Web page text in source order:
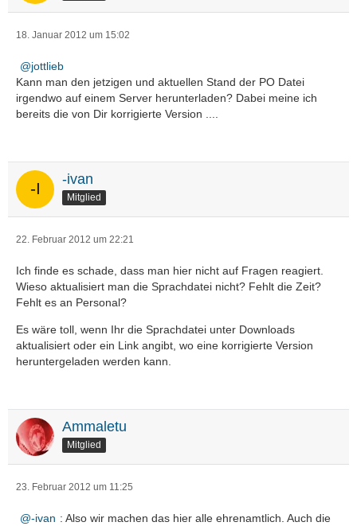
18. Januar 2012 um 15:02
jottlieb
Kann man den jetzigen und aktuellen Stand der PO Datei
irgendwo auf einem Server herunterladen? Dabei meine ich
bereits die von Dir korrigierte Version ....
-ivan
Mitglied
22. Februar 2012 um 22:21
Ich finde es schade, dass man hier nicht auf Fragen reagiert.
Wieso aktualisiert man die Sprachdatei nicht? Fehlt die Zeit?
Fehlt es an Personal?
Es wäre toll, wenn Ihr die Sprachdatei unter Downloads
aktualisiert oder ein Link angibt, wo eine korrigierte Version
heruntergeladen werden kann.
Ammaletu
Mitglied
23. Februar 2012 um 11:25
-ivan : Also wir machen das hier alle ehrenamtlich. Auch die